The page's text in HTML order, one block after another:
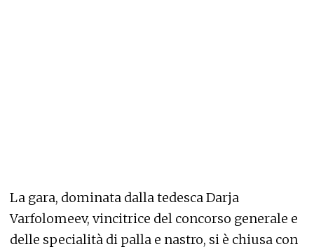
La gara, dominata dalla tedesca Darja
Varfolomeev, vincitrice del concorso generale e
delle specialità di palla e nastro, si è chiusa con